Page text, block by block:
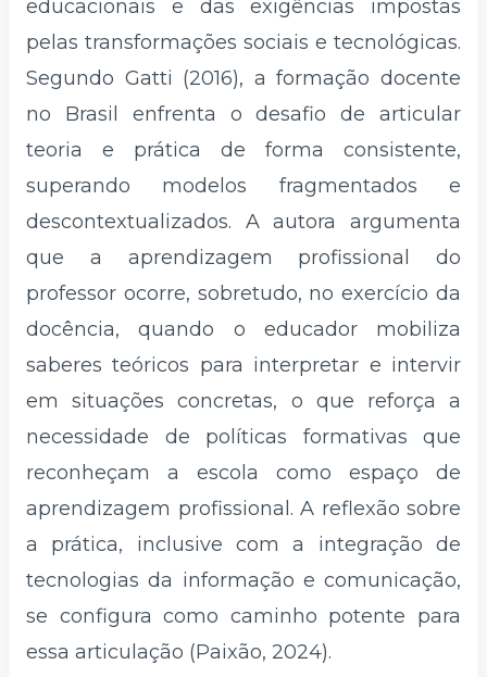
educacionais e das exigências impostas
pelas transformações sociais e tecnológicas.
Segundo Gatti (2016), a formação docente
no Brasil enfrenta o desafio de articular
teoria e prática de forma consistente,
superando modelos fragmentados e
descontextualizados. A autora argumenta
que a aprendizagem profissional do
professor ocorre, sobretudo, no exercício da
docência, quando o educador mobiliza
saberes teóricos para interpretar e intervir
em situações concretas, o que reforça a
necessidade de políticas formativas que
reconheçam a escola como espaço de
aprendizagem profissional. A reflexão sobre
a prática, inclusive com a integração de
tecnologias da informação e comunicação,
se configura como caminho potente para
essa articulação (Paixão, 2024).